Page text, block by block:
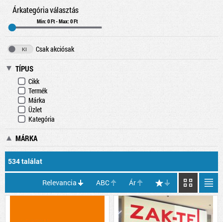
Árkategória választás
Min: 0 Ft - Max: 0 Ft
Csak akciósak
TÍPUS
Cikk
Termék
Márka
Üzlet
Kategória
MÁRKA
534 találat
Relevancia ABC Ár